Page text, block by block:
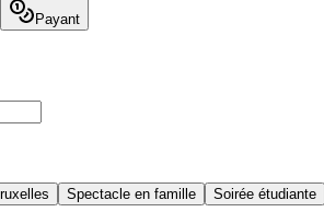
Payant
Spectacle en famille Soirée étudiante